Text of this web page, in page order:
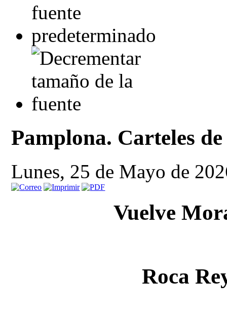
Pamplona. Carteles
Lunes, 25 de Mayo de
Vuelve
Roca